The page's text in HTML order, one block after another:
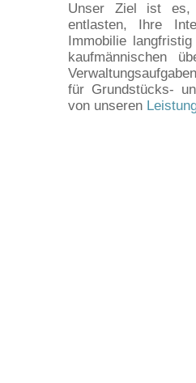
Unser Ziel ist es,
entlasten, Ihre
Immobilie
kaufmännischen
für Grundstücks-
von unseren